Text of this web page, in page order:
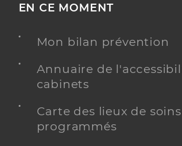
EN CE MOMENT
Mon bilan prévention
Annuaire de
cabinets
Carte des lieux de
programmés